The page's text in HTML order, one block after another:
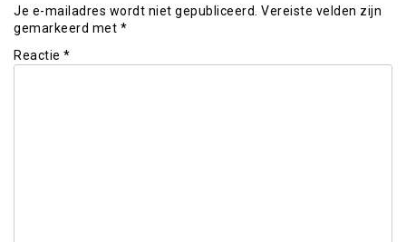
Je e-mailadres wordt niet gepubliceerd. Vereiste velden zijn
gemarkeerd met *
Reactie *